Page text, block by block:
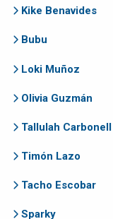
Kike Benavides
Bubu
Loki Muñoz
Olivia Guzmán
Tallulah Carbonell
Timón Lazo
Tacho Escobar
Sparky